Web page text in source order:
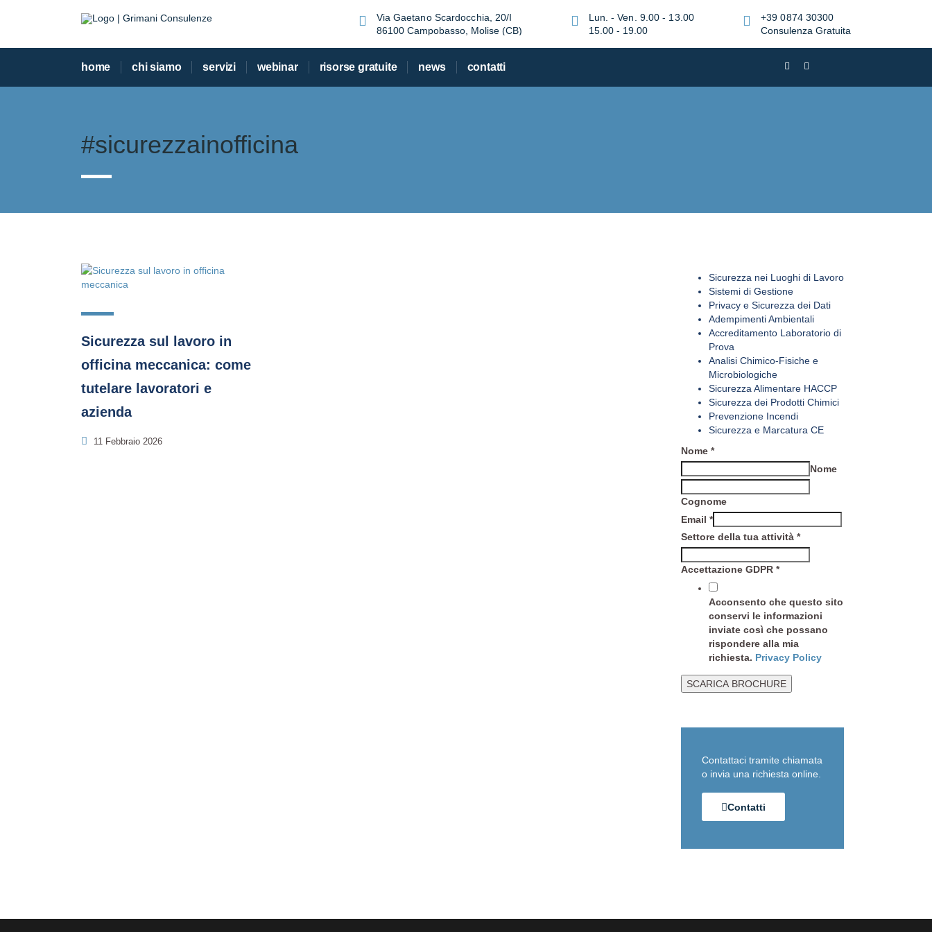
Via Gaetano Scardocchia, 20/I
86100 Campobasso, Molise (CB)
Lun. - Ven. 9.00 - 13.00
15.00 - 19.00
+39 0874 30300
Consulenza Gratuita
home chi siamo servizi webinar risorse gratuite news contatti
#sicurezzainofficina
Sicurezza sul lavoro in
officina meccanica: come
tutelare lavoratori e
azienda
11 Febbraio 2026
Sicurezza nei Luoghi di Lavoro
Sistemi di Gestione
Privacy e Sicurezza dei Dati
Adempimenti Ambientali
Accreditamento Laboratorio di
Prova
Analisi Chimico-Fisiche e
Microbiologiche
Sicurezza Alimentare HACCP
Sicurezza dei Prodotti Chimici
Prevenzione Incendi
Sicurezza e Marcatura CE
Nome *
Nome
Cognome
Email *
Settore della tua attività *
Accettazione GDPR *
Acconsento che questo sito
conservi le informazioni
inviate così che possano
rispondere alla mia
richiesta. Privacy Policy
SCARICA BROCHURE
Contattaci tramite chiamata
o invia una richiesta online.
Contatti